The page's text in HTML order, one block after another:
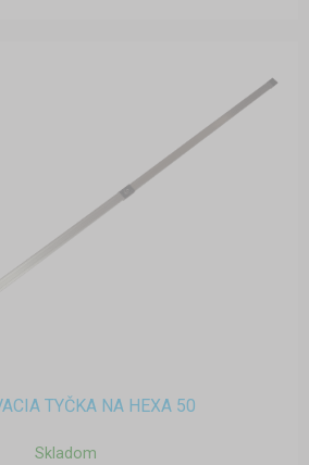
TYČKA NA HEXA 50
Skladom